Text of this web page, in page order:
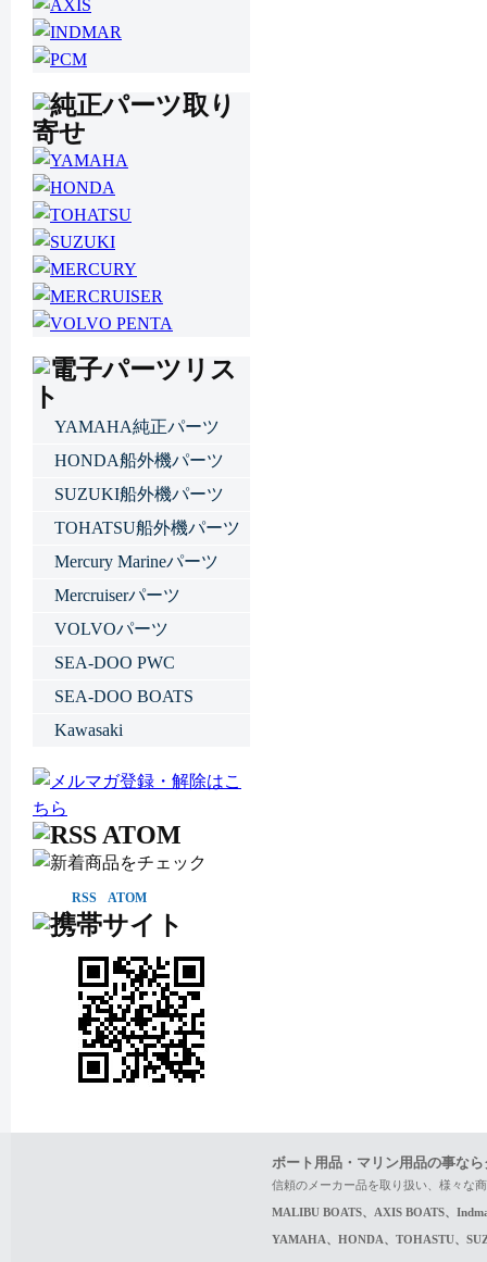
YAMAHA純正パーツ
HONDA船外機パーツ
SUZUKI船外機パーツ
TOHATSU船外機パーツ
Mercury Marineパーツ
Mercruiserパーツ
VOLVOパーツ
SEA-DOO PWC
SEA-DOO BOATS
Kawasaki
RSS ATOM
ボート用品・マリン用品の事な
信頼のメーカー品を取り扱い、様々な
MALIBU BOATS、AXIS BOATS、
YAMAHA、HONDA、TOHASTU、